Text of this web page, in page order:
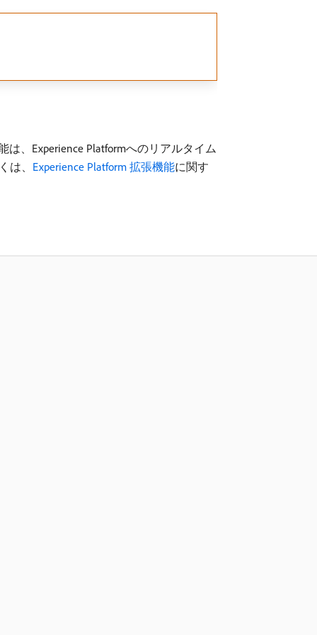
は、Experience Platformへのリアルタイム
は、 Experience Platform 拡張機能に関す